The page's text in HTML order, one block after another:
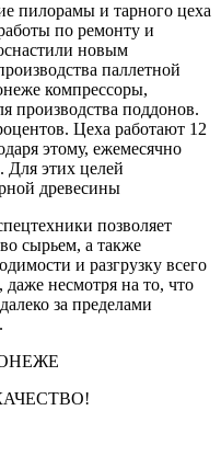
пилорамы и тарного цеха
по ремонту и
новым
паллетной
компрессоры,
производства поддонов.
Цеха работают 12
этому, ежемесячно
Для этих целей
древесины
позволяет
сырьем, а также
и разгрузку всего
несмотря на то, что
за пределами